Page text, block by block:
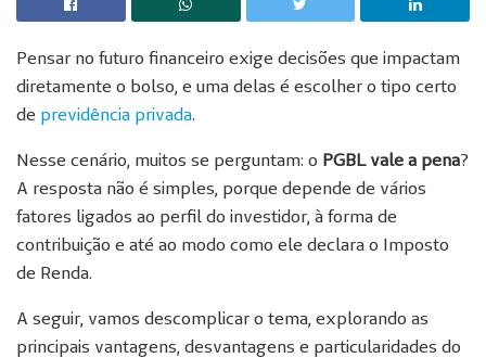
Pensar no futuro financeiro exige decisões que impactam
diretamente o bolso, e uma delas é escolher o tipo certo
de previdência privada.
Nesse cenário, muitos se perguntam: o PGBL vale a pena?
A resposta não é simples, porque depende de vários
fatores ligados ao perfil do investidor, à forma de
contribuição e até ao modo como ele declara o Imposto
de Renda.
A seguir, vamos descomplicar o tema, explorando as
principais vantagens, desvantagens e particularidades do